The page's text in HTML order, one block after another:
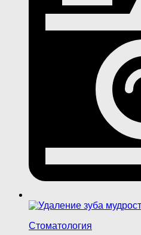
Стоматология